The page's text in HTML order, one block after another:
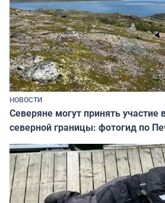
НОВОСТИ
Северяне могут принять участие
северной границы: фотогид по